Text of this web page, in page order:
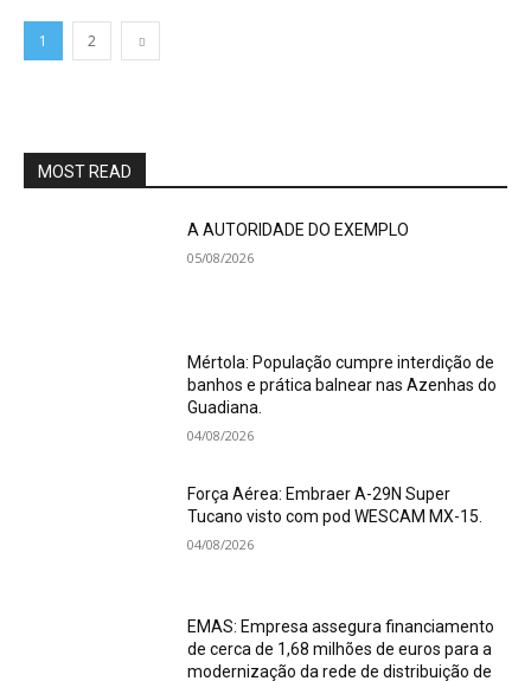
1 2
MOST READ
A AUTORIDADE DO EXEMPLO
05/08/2026
Mértola: População cumpre interdição de
banhos e prática balnear nas Azenhas do
Guadiana.
04/08/2026
Força Aérea: Embraer A-29N Super
Tucano visto com pod WESCAM MX-15.
04/08/2026
EMAS: Empresa assegura financiamento
de cerca de 1,68 milhões de euros para a
modernização da rede de distribuição de